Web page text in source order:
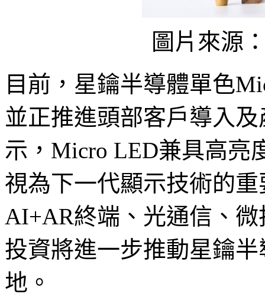
圖片來源
目前，星鑰半導體單色
並正推進頭部客戶導入
示，Micro LED兼具高亮
視為下一代顯示技術的
AI+AR終端、光通信、
投資將進一步推動星鑰
地。